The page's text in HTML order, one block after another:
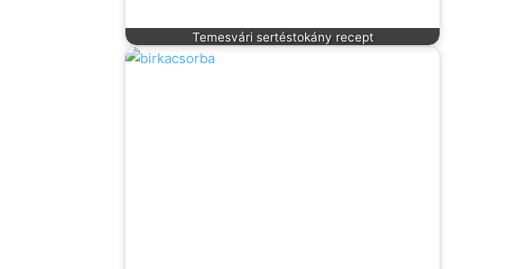
Temesvári sertéstokány recept